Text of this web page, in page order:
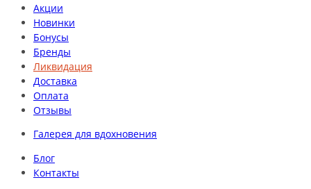
Акции
Новинки
Бонусы
Бренды
Ликвидация
Доставка
Оплата
Отзывы
Галерея для вдохновения
Блог
Контакты